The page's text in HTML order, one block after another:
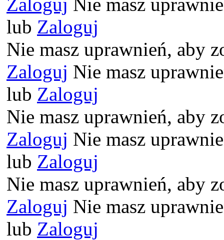
lub Zaloguj
Nie masz uprawnień, aby
Zaloguj Nie masz
lub Zaloguj
Nie masz uprawnień, aby
Zaloguj Nie masz
lub Zaloguj
Nie masz uprawnień, aby
Zaloguj Nie masz
lub Zaloguj